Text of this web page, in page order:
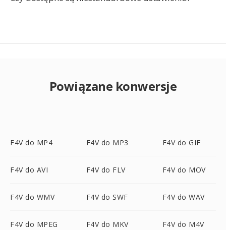
Powiązane konwersje
F4V do MP4 F4V do MP3 F4V do GIF
F4V do AVI F4V do FLV F4V do MOV
F4V do WMV F4V do SWF F4V do WAV
F4V do MPEG F4V do MKV F4V do M4V